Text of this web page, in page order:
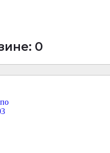
0